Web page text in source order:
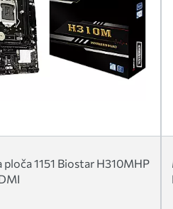
ploča 1151 Biostar H310MHP